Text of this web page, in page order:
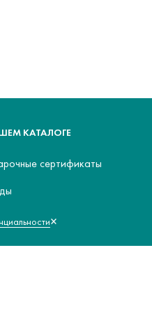
КАТАЛОГЕ
сертификаты
для клиник
×